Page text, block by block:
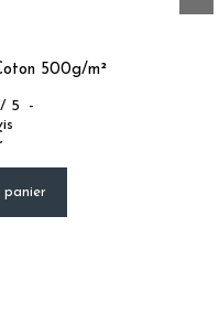
500g/m²
/ 5
-
panier